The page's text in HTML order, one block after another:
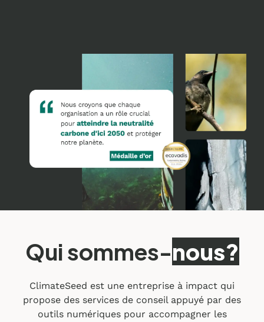
Qui sommes-nous?
ClimateSeed est une entreprise à impact qui
propose des services de conseil appuyé par des
outils numériques pour accompagner les